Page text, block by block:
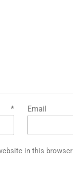
*
in this